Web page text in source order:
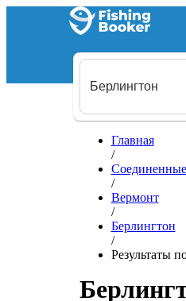
Главная
/
/
Вермонт
/
Берлингтон
/
Результаты